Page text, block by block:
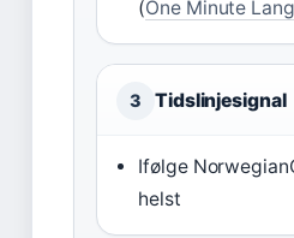
(One Minute
3 Tidslinjesignal
Ifølge
helst